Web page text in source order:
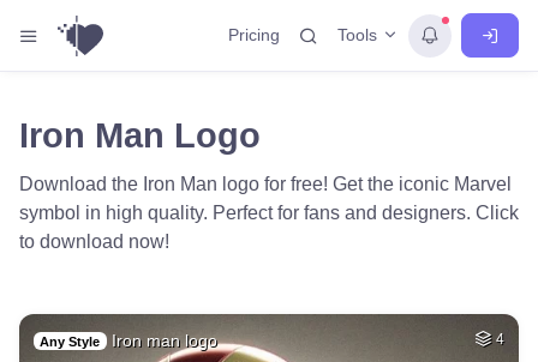
Pricing Tools
Iron Man Logo
Download the Iron Man logo for free! Get the iconic Marvel
symbol in high quality. Perfect for fans and designers. Click
to download now!
Any Style Iron man logo 4